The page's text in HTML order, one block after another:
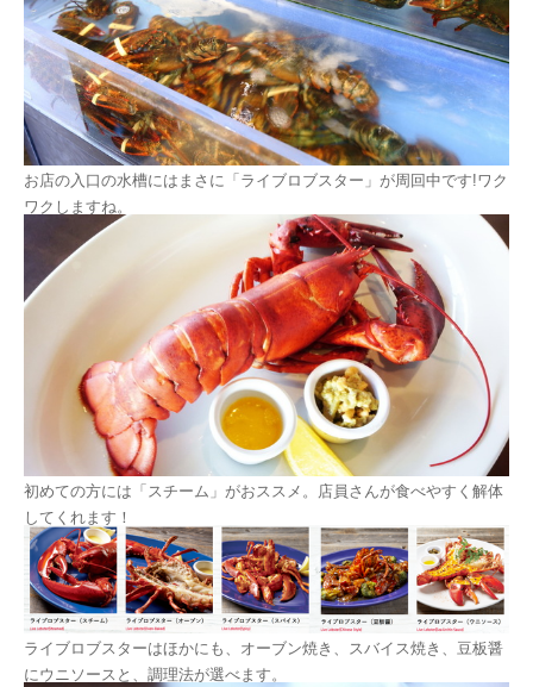
お店の入口の水槽にはまさに「ライブロブスター」が周回中です!ワク
ワクしますね。
初めての方には「スチーム」がおススメ。店員さんが食べやすく解体
してくれます！
ライブロブスターはほかにも、オーブン焼き、スバイス焼き、豆板醤
にウニソースと、調理法が選べます。